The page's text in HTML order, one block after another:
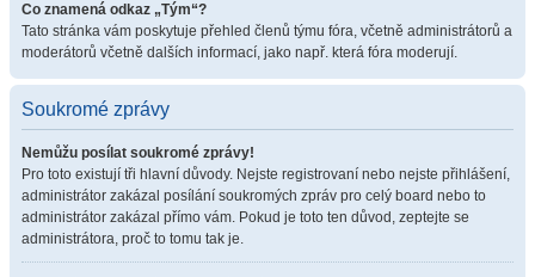
Co znamená odkaz „Tým“?
Tato stránka vám poskytuje přehled členů týmu fóra, včetně administrátorů a
moderátorů včetně dalších informací, jako např. která fóra moderují.
Soukromé zprávy
Nemůžu posílat soukromé zprávy!
Pro toto existují tři hlavní důvody. Nejste registrovaní nebo nejste přihlášení,
administrátor zakázal posílání soukromých zpráv pro celý board nebo to
administrátor zakázal přímo vám. Pokud je toto ten důvod, zeptejte se
administrátora, proč to tomu tak je.